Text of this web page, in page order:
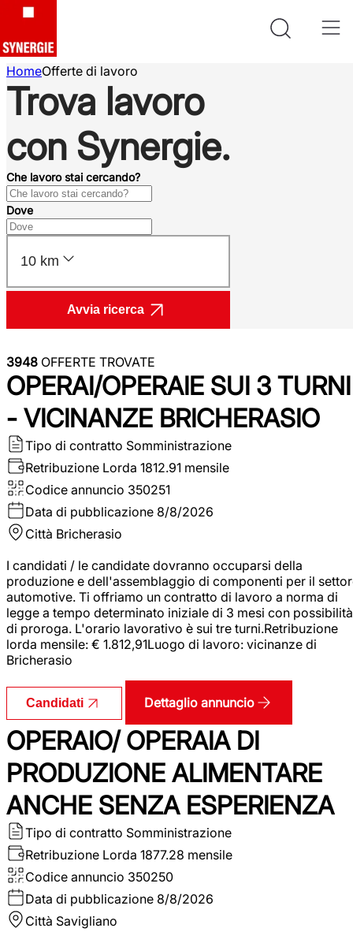
HomeOfferte di lavoro
Trova lavoro
con Synergie.
Che lavoro stai cercando?
Dove
10 km
Avvia ricerca
3948 OFFERTE TROVATE
OPERAI/OPERAIE SUI 3 TURNI
- VICINANZE BRICHERASIO
Tipo di contratto Somministrazione
Retribuzione Lorda 1812.91 mensile
Codice annuncio 350251
Data di pubblicazione 8/8/2026
Città Bricherasio
I candidati / le candidate dovranno occuparsi della
produzione e dell'assemblaggio di componenti per il
automotive. Ti offriamo un contratto di lavoro a norma di
legge a tempo determinato iniziale di 3 mesi con possibilità
di proroga. L'orario lavorativo è sui tre turni.Retribuzione
lorda mensile: € 1.812,91Luogo di lavoro: vicinanze di
Bricherasio
Candidati Dettaglio annuncio
OPERAIO/ OPERAIA DI
PRODUZIONE ALIMENTARE
ANCHE SENZA ESPERIENZA
Tipo di contratto Somministrazione
Retribuzione Lorda 1877.28 mensile
Codice annuncio 350250
Data di pubblicazione 8/8/2026
Città Savigliano